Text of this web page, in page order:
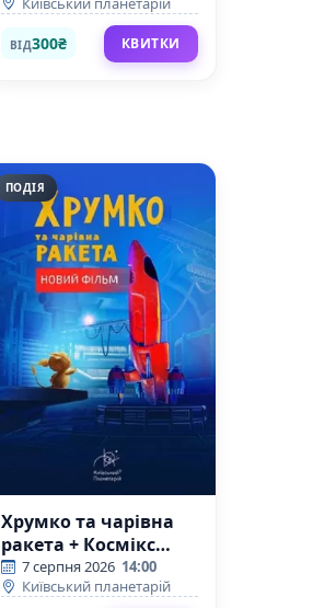
планетарій)
ВІД300₴ КВИТКИ
ПОДІЯ
Хрумко та чарівна
ракета + Космікс
(Київський
планетарій)
7 серпня 2026 14:00
Київський планетарій